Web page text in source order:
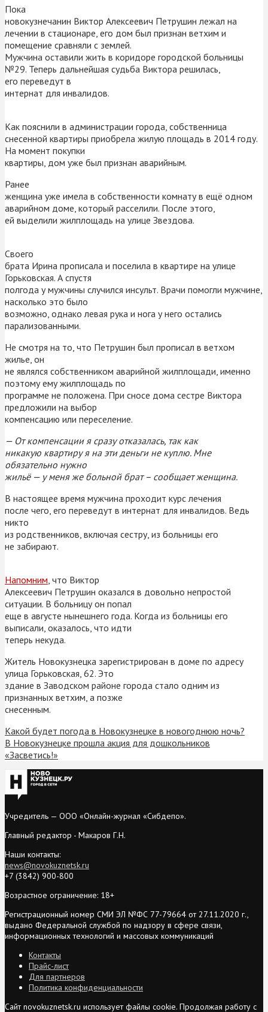
Пока
новокузнечанин Виктор Алексеевич Петрушин лежал на
лечении в стационаре, его дом был признан ветхим и
помещение сравняли с землей.
Мужчина оставили жить в коридоре городской больницы
№29. Теперь дальнейшая судьба Виктора решилась,
его переведут в
интернат для инвалидов.
Как пояснили в администрации города, собственница
снесенной квартиры приобрела жилую площадь в 2014 году.
На момент покупки
квартиры, дом уже был признан аварийным.
Ранее
женщина уже имела в собственности комнату в ещё одном
аварийном доме, который расселили. После этого,
ей выделили жилплощадь на улице Звездова.
Своего
брата Ирина прописала и поселила в квартире на улице
Горьковская. А спустя
полгода у мужчины случился инсульт. Врачи помогли мужчине,
насколько это было
возможно, однако левая рука и нога у него остались
парализованными.
Не смотря на то, что Петрушин был прописал в ветхом
жилье, он
не являлся собственником аварийной жилплощади, именно
поэтому ему жилплощадь по
программе не положена. При сносе дома сестре Виктора
предложили на выбор
компенсацию или переселение.
— От компенсации я сразу отказалась, так как
никакую квартиру я на эти деньги не куплю. Мне
обязательно нужно
жильё — у меня же больной брат – сообщает женщина.
В настоящее время мужчина проходит курс лечения
после чего, его переведут в интернат для инвалидов. Ведь
никто
из родственников, включая сестру, из больницы его
не забирают.
Напомним , что Виктор
Алексеевич Петрушин оказался в довольно непростой
ситуации. В больницу он попал
еще в августе нынешнего года. Когда из больницы его
выписали, оказалось, что идти
теперь некуда.
Житель Новокузнецка зарегистрирован в доме по адресу
улица Горьковская, 62. Это
здание в Заводском районе города стало одним из
признанных ветхим, а позже
снесенным.
Какой будет погода в Новокузнецке в новогоднюю ночь?
В Новокузнецке прошла акция для дошкольников
«Засветись!»
Учредитель — ООО «Онлайн-журнал «Сибдепо».
Главный редактор - Макаров Г.Н.
Наши контакты:
news@novokuznetsk.ru
+7 (3842) 900-800
Возрастное ограничение: 18+
Регистрационный номер СМИ ЭЛ №ФС 77-79664 от 27.11.2020 г.,
выдано Федеральной службой по надзору в сфере связи,
информационных технологий и массовых коммуникаций
Контакты
Прайс-лист
Для партнеров
Политика конфиденциальности
Сайт novokuznetsk.ru использует файлы cookie. Продолжая работу с